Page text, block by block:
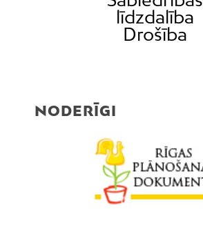
līdzdalība
Drošība
NODERĪGI